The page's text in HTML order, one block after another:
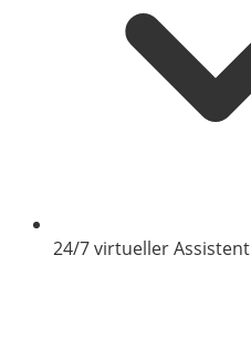
24/7 virtueller Assistent